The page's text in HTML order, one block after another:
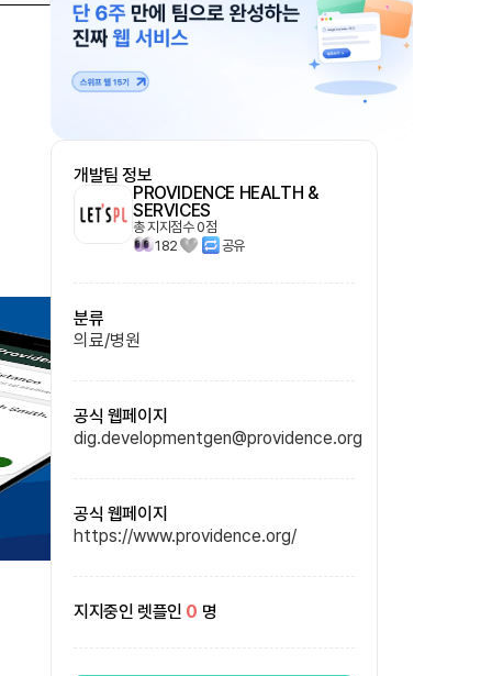
개발팀 정보
PROVIDENCE HEALTH &
SERVICES
총 지지점수0점
182
공유
분류
의료/병원
공식 웹페이지
dig.developmentgen@providence.org
공식 웹페이지
https://www.providence.org/
지지중인 렛플인 0 명